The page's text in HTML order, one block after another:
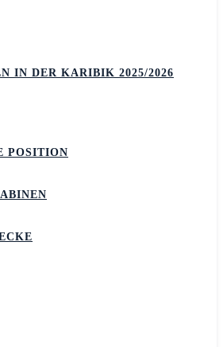
IN DER KARIBIK 2025/2026
POSITION